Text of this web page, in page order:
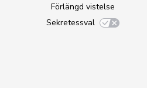
Förlängd vistelse
Sekretessval